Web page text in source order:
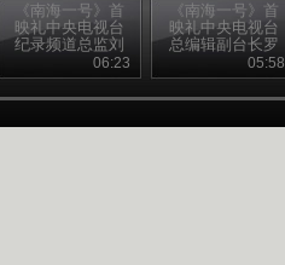
《南海一号》首
映礼中央电视台
纪录频道总监刘
文发言 《纪录片
大家谈》
06:23
《南海一号》首
映礼中央电视台
总编辑副台长罗
明致辞 《纪录片
大家谈》
05:58